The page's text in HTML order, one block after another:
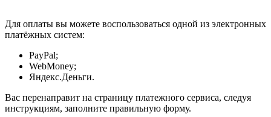
Для оплаты вы можете воспользоваться одной из электронных
платёжных систем:
PayPal;
WebMoney;
Яндекс.Деньги.
Вас перенаправит на страницу платежного сервиса, следуя
инструкциям, заполните правильную форму.